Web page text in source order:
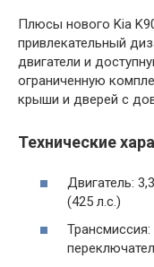
Плюсы нового Kia
привлекательный
двигатели и
ограниченную
крыши и дверей с
Технические
Двигатель:
(425 л.с.)